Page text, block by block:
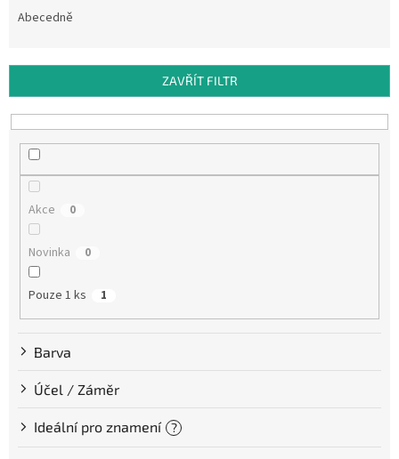
r
o
d
Abecedně
ZAVŘÍT FILTR
Akce 0
Novinka 0
Pouze 1 ks 1
Barva
Účel / Záměr
Ideální pro znamení ?